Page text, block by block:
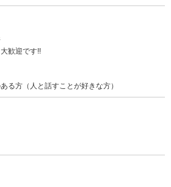
歓迎です!!
る方（人と話すことが好きな方）